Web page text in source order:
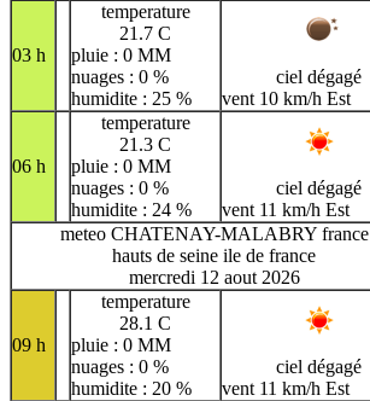
03 h
temperature
21.7 C
pluie : 0 MM
nuages : 0 %
humidite : 25 %
ciel dégagé
vent 10 km/h Est
06 h
temperature
21.3 C
pluie : 0 MM
nuages : 0 %
humidite : 24 %
ciel dégagé
vent 11 km/h Est
meteo CHATENAY-MALABRY france
hauts de seine ile de france
mercredi 12 aout 2026
09 h
temperature
28.1 C
pluie : 0 MM
nuages : 0 %
humidite : 20 %
ciel dégagé
vent 11 km/h Est